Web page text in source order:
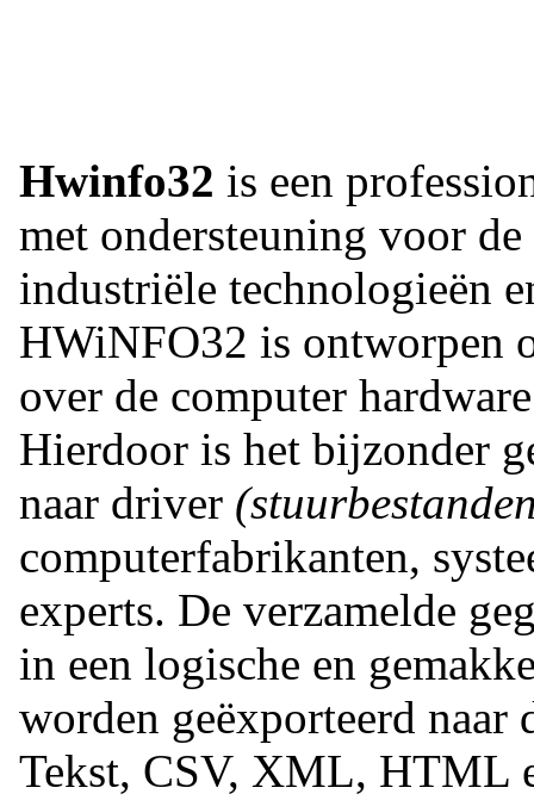
Hwinfo32 is een
met ondersteuning voor
industriële technologieën
HWiNFO32 is ontworpen
over de computer
Hierdoor is het bijzonder
naar driver
computerfabrikanten,
experts. De verzamelde
in een logische en
worden geëxporteerd naar
Tekst, CSV, XML, HTML